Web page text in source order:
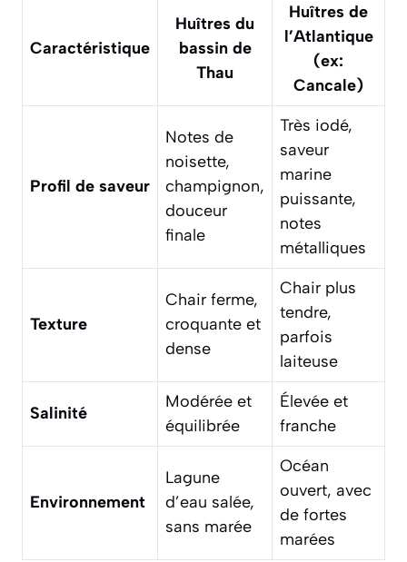
Caractéristique
Huîtres du
bassin de
Thau
Huîtres de
l’Atlantique
(ex:
Cancale)
Profil de saveur
Notes de
noisette,
champignon,
douceur
finale
Très iodé,
saveur
marine
puissante,
notes
métalliques
Texture
Chair ferme,
croquante et
dense
Chair plus
tendre,
parfois
laiteuse
Salinité
Modérée et
équilibrée
Élevée et
franche
Environnement
Lagune
d’eau salée,
sans marée
Océan
ouvert, avec
de fortes
marées